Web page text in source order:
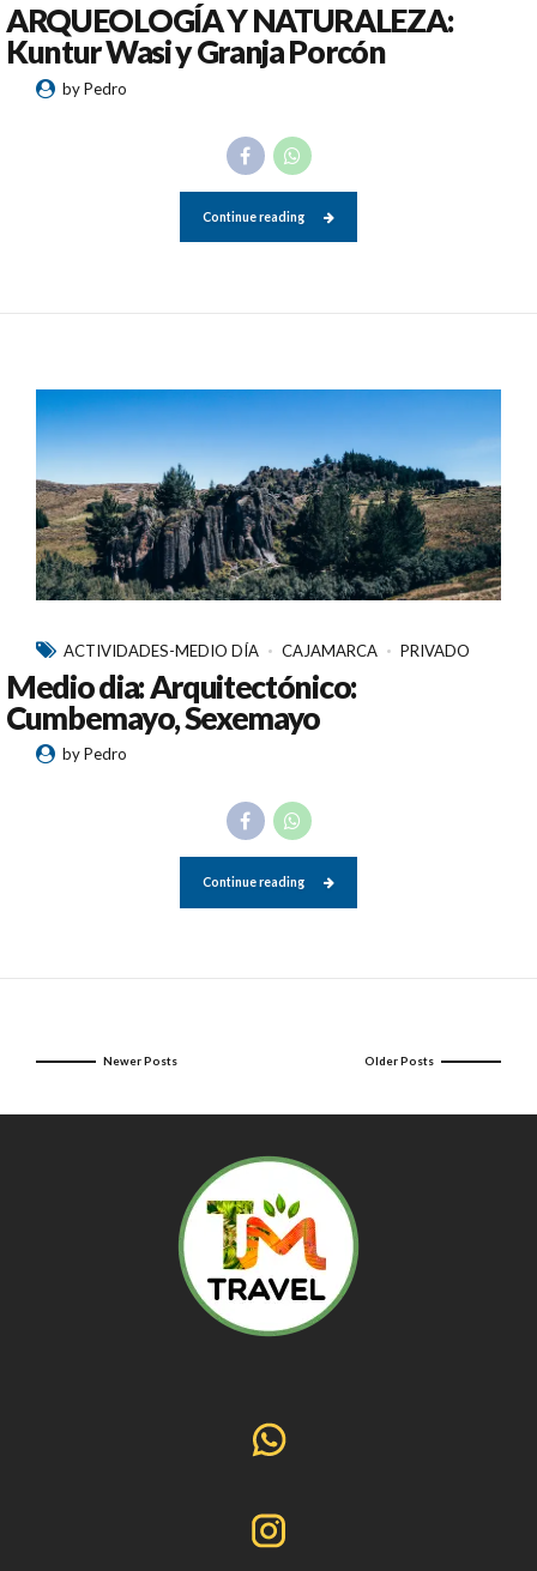
ARQUEOLOGÍA Y NATURALEZA:
Kuntur Wasi y Granja Porcón
by Pedro
Continue reading
ACTIVIDADES-MEDIO DÍA CAJAMARCA PRIVADO
Medio dia: Arquitectónico:
Cumbemayo, Sexemayo
by Pedro
Continue reading
Newer Posts Older Posts